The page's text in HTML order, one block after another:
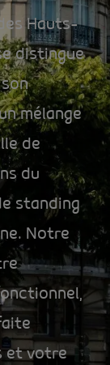
Hauts-
distingue
mélange
de
du
standing
Notre
et votre